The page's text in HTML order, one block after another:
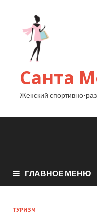
Санта
Женский спортивно-
ГЛАВНОЕ МЕНЮ
ТУРИЗМ